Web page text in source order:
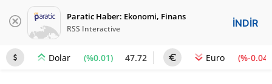
Paratic Haber: Ekonomi, Finans
RSS Interactive İNDİR
Dolar (%0.01) 47.72 Euro (%-0.04)